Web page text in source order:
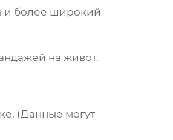
и более широкий
на живот.
(Данные могут